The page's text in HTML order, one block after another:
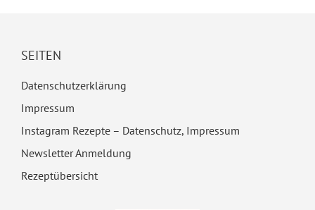
SEITEN
Datenschutzerklärung
Impressum
Instagram Rezepte – Datenschutz, Impressum
Newsletter Anmeldung
Rezeptübersicht